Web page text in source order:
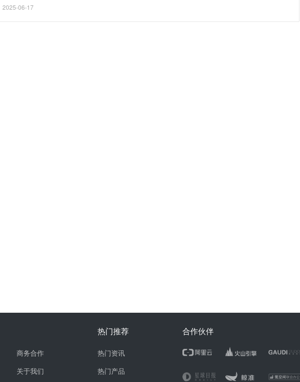
用。双方决定在人形智能机器人数据采集中心的建设和运营、人形智能机器人在智能物流垂直领域内的
等多个领域内开展深度合作。
2025-06-17
商务合作
关于我们
热门推荐
热门资讯
热门产品
合作伙伴